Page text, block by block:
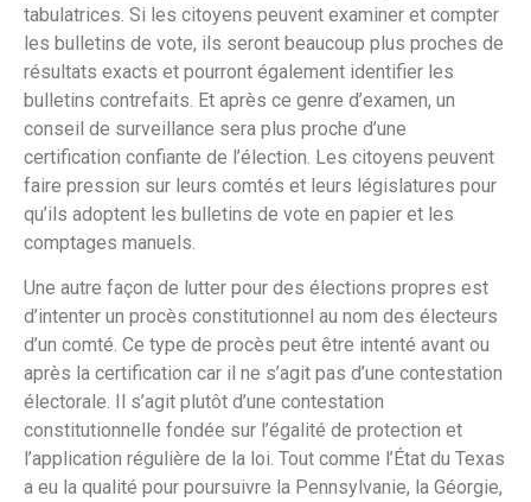
tabulatrices. Si les citoyens peuvent examiner et compter
les bulletins de vote, ils seront beaucoup plus proches de
résultats exacts et pourront également identifier les
bulletins contrefaits. Et après ce genre d’examen, un
conseil de surveillance sera plus proche d’une
certification confiante de l’élection. Les citoyens peuvent
faire pression sur leurs comtés et leurs législatures pour
qu’ils adoptent les bulletins de vote en papier et les
comptages manuels.
Une autre façon de lutter pour des élections propres est
d’intenter un procès constitutionnel au nom des électeurs
d’un comté. Ce type de procès peut être intenté avant ou
après la certification car il ne s’agit pas d’une contestation
électorale. Il s’agit plutôt d’une contestation
constitutionnelle fondée sur l’égalité de protection et
l’application régulière de la loi. Tout comme l’État du Texas
a eu la qualité pour poursuivre la Pennsylvanie, la Géorgie,